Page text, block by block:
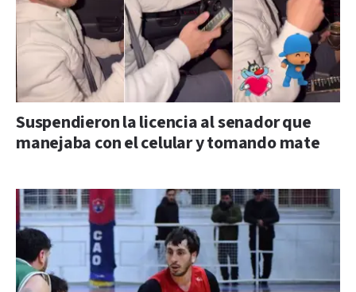
Suspendieron la licencia al senador que
manejaba con el celular y tomando mate